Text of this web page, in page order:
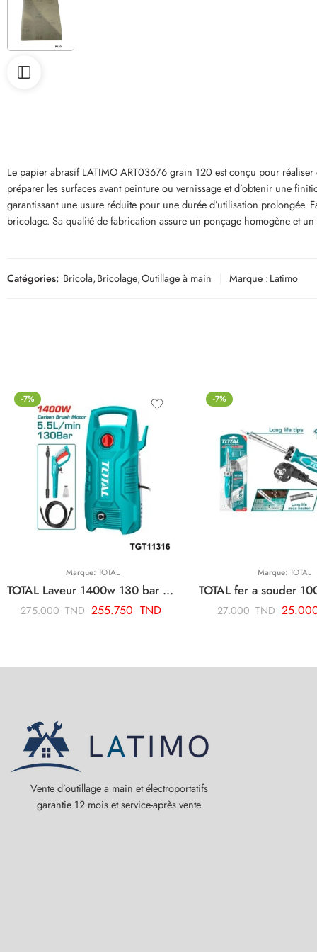
Le papier abrasif LATIMO ART03676 grain 120 est conçu pour
préparer les surfaces avant peinture ou vernissage et d’obtenir une
garantissant une usure réduite pour une durée d’utilisation prolongée.
bricolage. Sa qualité de fabrication assure un ponçage homogène et
Catégories: Bricola,Bricolage,Outillage à main Marque :Latimo
-7%
Marque: TOTAL
TOTAL Laveur 1400w 130 bar TGT11316
275.000TND 255.750 TND
-7%
Marque: TOTAL
27.000TND
Vente d’outillage a main et électroportatifs
garantie 12 mois et service-après vente